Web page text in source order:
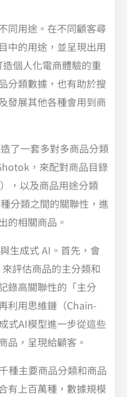
同用途。在不同顧客尋
中的用途，並呈現出用
個人化電商體驗的重
分類數據，也有助於搜
發展其他各種會用到商
了一套多對多商品分類
，來配對商品目錄
，以及商品用途分類
分類之間的關聯性，進
的相關商品。
生成式 AI。首先，會
評估商品的主分類和
錄高關聯性的「主分
利用思維鏈（Chain-
式AI模型進一步從這些
品，呈現給顧客。
種主要商品分類和商品
有上百萬種，數據規模